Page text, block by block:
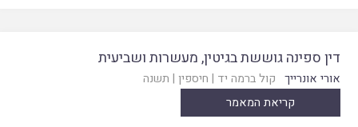
דין ספינה גוששת בגיטין, מעשרות ושביעית
אורי אונרייך קול ברמה יד | חיספין | תשנה
קריאת המאמר